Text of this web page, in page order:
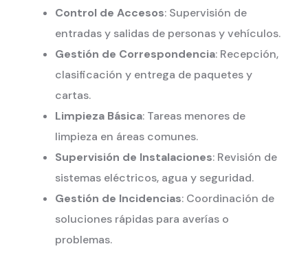
Control de Accesos: Supervisión de
entradas y salidas de personas y vehículos.
Gestión de Correspondencia: Recepción,
clasificación y entrega de paquetes y
cartas.
Limpieza Básica: Tareas menores de
limpieza en áreas comunes.
Supervisión de Instalaciones: Revisión de
sistemas eléctricos, agua y seguridad.
Gestión de Incidencias: Coordinación de
soluciones rápidas para averías o
problemas.